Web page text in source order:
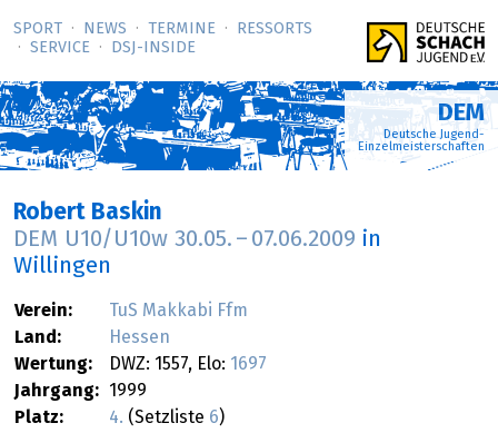
SPORT NEWS TERMINE
RESSORTS
SERVICE
DSJ-­INSIDE
DEM
Deutsche Jugend-
Einzelmeisterschaften
Robert Baskin
DEM U10/U10w 30.05. – 07.06.2009 in
Willingen
Verein:
TuS Makkabi Ffm
Land:
Hessen
Wertung:
DWZ: 1557, Elo: 1697
Jahrgang:
1999
Platz:
4. (Setzliste 6)